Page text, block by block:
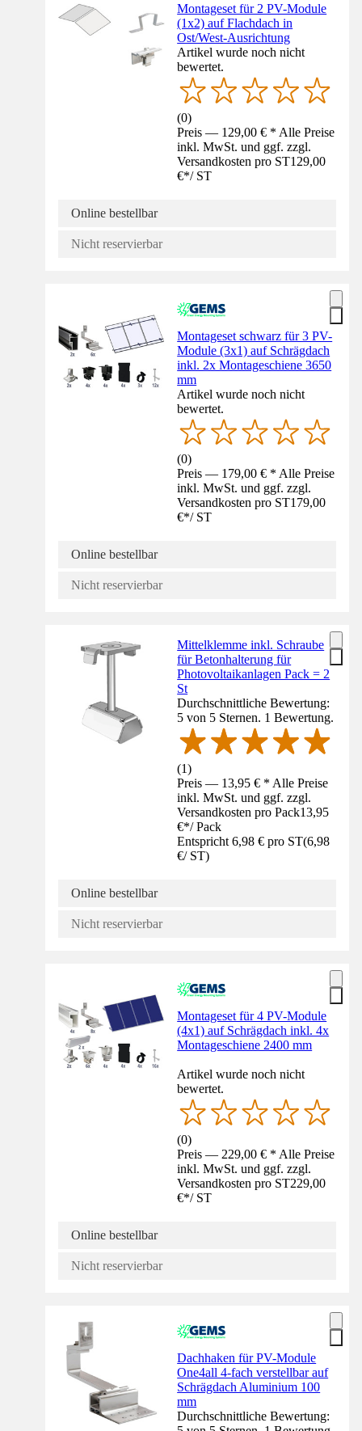
Montageset für 2 PV-Module
(1x2) auf Flachdach in
Ost/West-Ausrichtung
Artikel wurde noch nicht
bewertet.
(0)
Preis — 129,00 € * Alle Preise
inkl. MwSt. und ggf. zzgl.
Versandkosten pro ST129,00
€*/ ST
Online bestellbar
Nicht reservierbar
Montageset schwarz für 3 PV-
Module (3x1) auf Schrägdach
inkl. 2x Montageschiene 3650
mm
Artikel wurde noch nicht
bewertet.
(0)
Preis — 179,00 € * Alle Preise
inkl. MwSt. und ggf. zzgl.
Versandkosten pro ST179,00
€*/ ST
Online bestellbar
Nicht reservierbar
Mittelklemme inkl. Schraube
für Betonhalterung für
Photovoltaikanlagen Pack = 2
St
Durchschnittliche Bewertung:
5 von 5 Sternen. 1 Bewertung.
(1)
Preis — 13,95 € * Alle Preise
inkl. MwSt. und ggf. zzgl.
Versandkosten pro Pack13,95
€*/ Pack
Entspricht 6,98 € pro ST(6,98
€/ ST)
Online bestellbar
Nicht reservierbar
Montageset für 4 PV-Module
(4x1) auf Schrägdach inkl. 4x
Montageschiene 2400 mm
Artikel wurde noch nicht
bewertet.
(0)
Preis — 229,00 € * Alle Preise
inkl. MwSt. und ggf. zzgl.
Versandkosten pro ST229,00
€*/ ST
Online bestellbar
Nicht reservierbar
Dachhaken für PV-Module
One4all 4-fach verstellbar auf
Schrägdach Aluminium 100
mm
Durchschnittliche Bewertung: